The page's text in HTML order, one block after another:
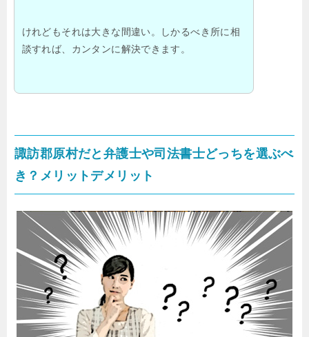
けれどもそれは大きな間違い。しかるべき所に相
談すれば、カンタンに解決できます。
諏訪郡原村だと弁護士や司法書士どっちを選ぶべ
き？メリットデメリット